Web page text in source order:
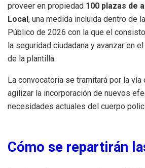
proveer en propiedad 100 plazas de
Local, una medida incluida dentro de
Público de 2026 con la que el
la seguridad ciudadana y avanzar en
de la plantilla.
La convocatoria se tramitará por la vía
agilizar la incorporación de nuevos
necesidades actuales del cuerpo
Cómo se repartirán